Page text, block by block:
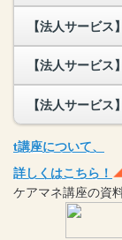
【法人サービ
【法人サービ
t講座について、
詳しくはこちら！
ケアマネ講座の資